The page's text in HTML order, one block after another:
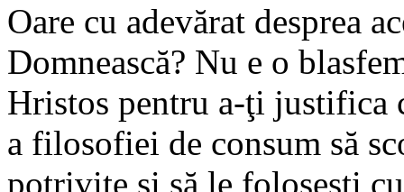
Oare cu adevărat desprea
Domnească? Nu e o
Hristos pentru a-ţi justifica
a filosofiei de consum să
potrivite şi să le foloseşti